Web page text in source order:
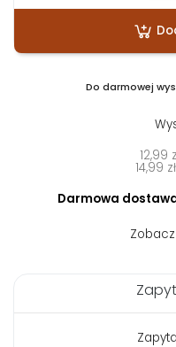
Do darmowej
12,99
14,99
Darmowa
Zobacz